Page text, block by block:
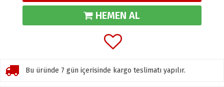
HEMEN AL
Bu üründe 7 gün içerisinde kargo teslimatı yapılır.